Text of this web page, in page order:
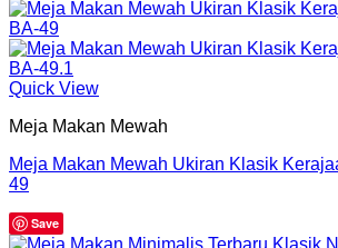
Quick View
Meja Makan Mewah
Meja Makan Mewah Ukiran Klasik
49
Save